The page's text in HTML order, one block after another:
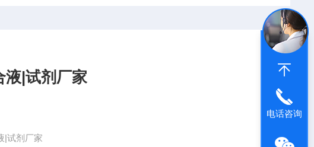
液|试剂厂家
|试剂厂家
电话咨询